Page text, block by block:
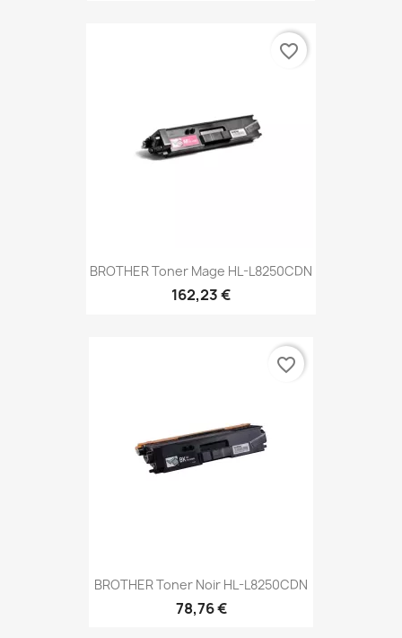
BROTHER Toner Mage HL-L8250CDN
162,23 €
favorite_border
BROTHER Toner Noir HL-L8250CDN
78,76 €
favorite_border